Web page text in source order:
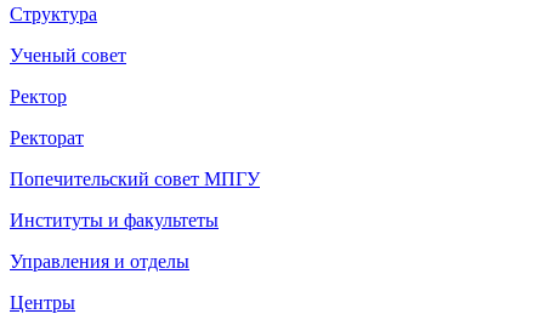
Структура
Ученый совет
Ректор
Ректорат
Попечительский совет МПГУ
Институты и факультеты
Управления и отделы
Центры